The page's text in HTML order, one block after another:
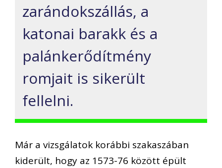
zarándokszállás, a
katonai barakk és a
palánkerődítmény
romjait is sikerült
fellelni.
Már a vizsgálatok korábbi szakaszában
kiderült, hogy az 1573-76 között épült